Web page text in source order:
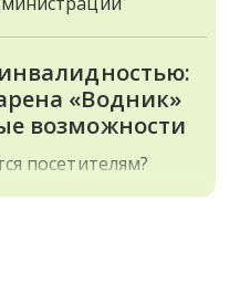
«Водник»
возможности
посетителям?